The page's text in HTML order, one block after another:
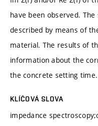
have been observed.
described by means of
material. The results of
information about the
the concrete setting time.
KLÍČOVÁ SLOVA
impedance